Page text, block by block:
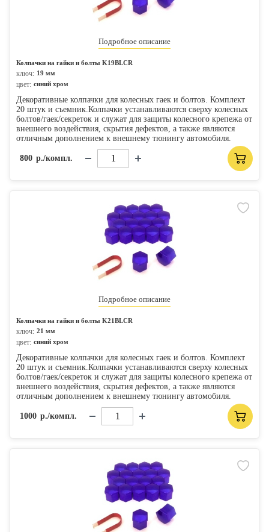
Подробное описание
Колпачки на гайки и болты K19BLСR
ключ: 19 мм
цвет: синий хром
Декоративные колпачки для колесных гаек и болтов. Комплект
20 штук и съемник.Колпачки устанавливаются сверху колесных
болтов/гаек/секреток и служат для защиты колесного крепежа от
внешнего воздействия, скрытия дефектов, а также являются
отличным дополнением к внешнему тюнингу автомобиля.
800 р./компл.
Подробное описание
Колпачки на гайки и болты K21BLСR
ключ: 21 мм
цвет: синий хром
Декоративные колпачки для колесных гаек и болтов. Комплект
20 штук и съемник.Колпачки устанавливаются сверху колесных
болтов/гаек/секреток и служат для защиты колесного крепежа от
внешнего воздействия, скрытия дефектов, а также являются
отличным дополнением к внешнему тюнингу автомобиля.
1000 р./компл.